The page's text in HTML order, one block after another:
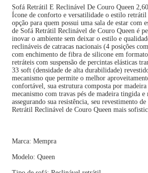
Sofá Retrátil E Reclinável De Couro Queen
Ícone de conforto e versatilidade o estilo
opção para quem possui uma sala de estar com
de Sofá Retrátil Reclinável de Couro Queen é
inovar o ambiente sem deixar o estilo e
reclináveis de catracas nacionais (4 posições
com enchimento de fibra de silicone em
retráteis com suspensão de percintas elásticas
33 soft (densidade de alta durabilidade)
mecanismo que permite o melhor
confortável, sua estrutura composta por
mecanismo com travas pés de madeira tingida
assegurando sua resistência, seu revestimento
Retrátil Reclinável de Couro Queen mais
Marca: Mempra
Modelo: Queen